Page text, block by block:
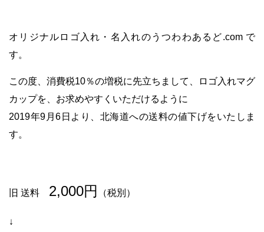
オリジナルロゴ入れ・名入れのうつわわあるど.com で
す。
この度、消費税10％の増税に先立ちまして、ロゴ入れマグ
カップを、お求めやすくいただけるように
2019年9月6日より、北海道への送料の値下げをいたしま
す。
旧 送料 2,000円 （税別）
↓